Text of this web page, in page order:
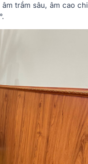
trầm sâu, âm cao chi